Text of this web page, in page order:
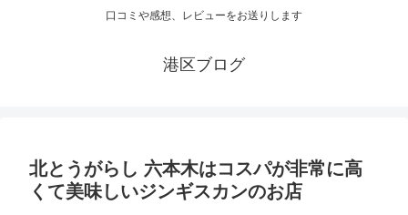
口コミや感想、レビューをお送りします
港区ブログ
北とうがらし 六本木はコスパが非常に高
くて美味しいジンギスカンのお店